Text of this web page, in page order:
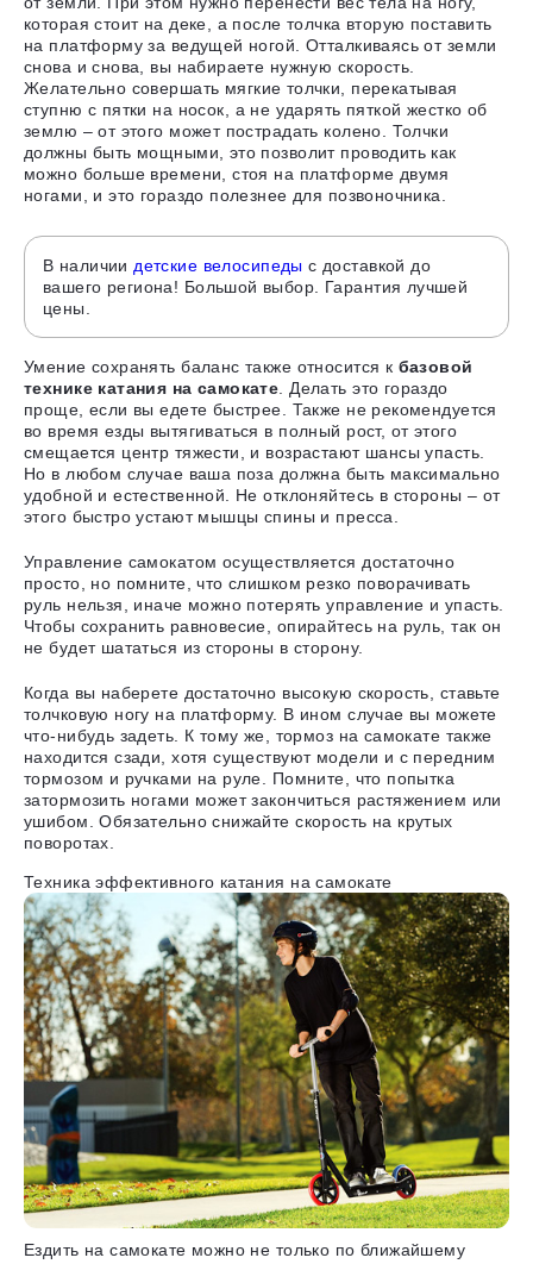
которая стоит на деке, а после толчка вторую поставить
на платформу за ведущей ногой. Отталкиваясь от земли
снова и снова, вы набираете нужную скорость.
Желательно совершать мягкие толчки, перекатывая
ступню с пятки на носок , а не ударять пяткой жестко об
землю – от этого может пострадать колено. Толчки
должны быть мощными, это позволит проводить как
можно больше времени, стоя на платформе двумя
ногами, и это гораздо полезнее для позвоночника.
В наличии детские велосипеды с доставкой до
вашего региона! Большой выбор. Гарантия лучшей
цены.
Умение сохранять баланс также относится к базовой
технике катания на самокате . Делать это гораздо
проще, если вы едете быстрее. Также не рекомендуется
во время езды вытягиваться в полный рост, от этого
смещается центр тяжести, и возрастают шансы упасть.
Но в любом случае ваша поза должна быть максимально
удобной и естественной. Не отклоняйтесь в стороны – от
этого быстро устают мышцы спины и пресса.
Управление самокатом осуществляется достаточно
просто, но помните, что слишком резко поворачивать
руль нельзя, иначе можно потерять управление и упасть.
Чтобы сохранить равновесие, опирайтесь на руль, так он
не будет шататься из стороны в сторону.
Когда вы наберете достаточно высокую скорость, ставьте
толчковую ногу на платформу. В ином случае вы можете
что-нибудь задеть. К тому же, тормоз на самокате также
находится сзади, хотя существуют модели и с передним
тормозом и ручками на руле. Помните, что попытка
затормозить ногами может закончиться растяжением или
ушибом. Обязательно снижайте скорость на крутых
поворотах.
Техника эффективного катания на самокате
Ездить на самокате можно не только по ближайшему